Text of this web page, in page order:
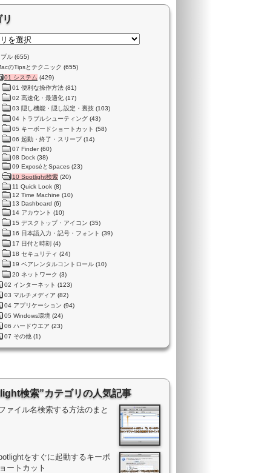
ル (655)
のTipsとテクニック (655)
01 システム (429)
01 便利な操作方法 (81)
02 高速化・最適化 (17)
03 隠し機能・隠し設定・裏技 (103)
04 トラブルシューティング (43)
05 キーボードショートカット (58)
06 起動・終了・スリープ(14)
07 Finder(60)
08 Dock (38)
09 ExposéとSpaces (23)
10 Spotlight検索 (20)
11 Quick Look (8)
12 Time Machine (10)
13 Dashboard (6)
14 アカウント (10)
15 デスクトップ・アイコン (35)
16 日本語入力・記号・フォント (39)
17 日付と時刻 (4)
18 セキュリティ (24)
19 ペアレンタルコントロール (10)
20 ネットワーク (3)
02 インターネット (123)
03 マルチメディア (82)
04 アプリケーション (94)
05 Windows環境 (24)
06 ハードウエア (23)
07 その他 (1)
検索”カテゴリの人気記事
ァイル名検索する方法のまと
をすぐに起動するキーボ
ートカット